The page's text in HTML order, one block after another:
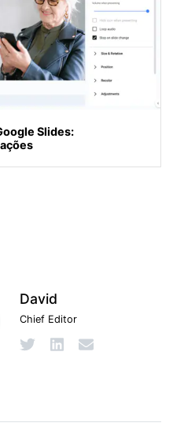
Slides:
David
Chief Editor